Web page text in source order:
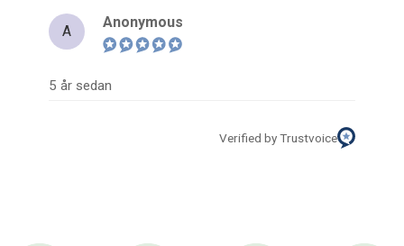
A
Anonymous
5 år sedan
Verified by Trustvoice